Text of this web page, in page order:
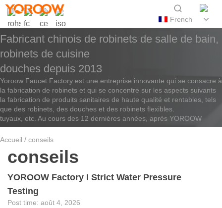
French
Fabricant chinois de robinets de salle de bain,
robinets de cuisine
douches depuis 2013
Yoroow Faucet Factory est une entreprise innovante qui se consacre à
la fabrication de robinets et qui se concentre sur les aspects suivants
la fabrication de produits sanitaires de haute qualité et rentables, tels
que des robinets, des douches et des robinets flexibles.
tuyaux, etc. Au cours des 12 dernières années, après YOROOW
Accueil / conseils
conseils
YOROOW Factory I Strict Water Pressure
Testing
août 4, 2026